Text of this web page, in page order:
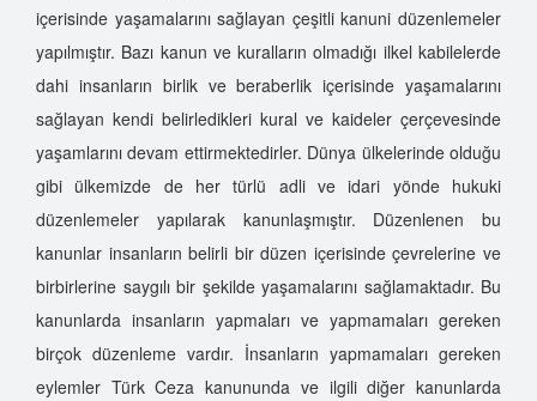
içerisinde yaşamalarını sağlayan çeşitli kanuni düzenlemeler
yapılmıştır. Bazı kanun ve kuralların olmadığı ilkel kabilelerde
dahi insanların birlik ve beraberlik içerisinde yaşamalarını
sağlayan kendi belirledikleri kural ve kaideler çerçevesinde
yaşamlarını devam ettirmektedirler. Dünya ülkelerinde olduğu
gibi ülkemizde de her türlü adli ve idari yönde hukuki
düzenlemeler yapılarak kanunlaşmıştır. Düzenlenen bu
kanunlar insanların belirli bir düzen içerisinde çevrelerine ve
birbirlerine saygılı bir şekilde yaşamalarını sağlamaktadır. Bu
kanunlarda insanların yapmaları ve yapmamaları gereken
birçok düzenleme vardır. İnsanların yapmamaları gereken
eylemler Türk Ceza kanununda ve ilgili diğer kanunlarda